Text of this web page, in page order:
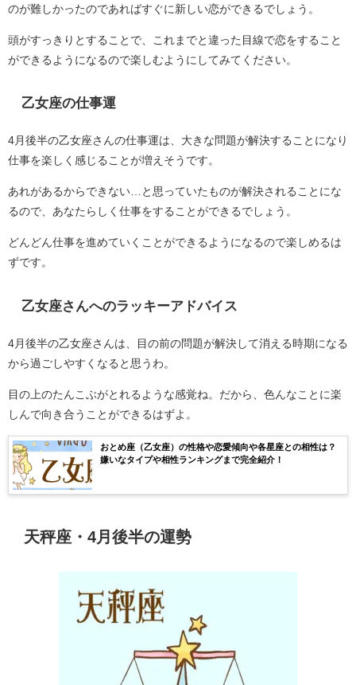
のが難しかったのであればすぐに新しい恋ができるでしょう。
頭がすっきりとすることで、これまでと違った目線で恋をすること
ができるようになるので楽しむようにしてみてください。
乙女座の仕事運
4月後半の乙女座さんの仕事運は、大きな問題が解決することになり
仕事を楽しく感じることが増えそうです。
あれがあるからできない…と思っていたものが解決されることにな
るので、あなたらしく仕事をすることができるでしょう。
どんどん仕事を進めていくことができるようになるので楽しめるは
ずです。
乙女座さんへのラッキーアドバイス
4月後半の乙女座さんは、目の前の問題が解決して消える時期になる
から過ごしやすくなると思うわ。
目の上のたんこぶがとれるような感覚ね。だから、色んなことに楽
しんで向き合うことができるはずよ。
おとめ座（乙女座）の性格や恋愛傾向や各星座との相性は？
嫌いなタイプや相性ランキングまで完全紹介！
天秤座・4月後半の運勢